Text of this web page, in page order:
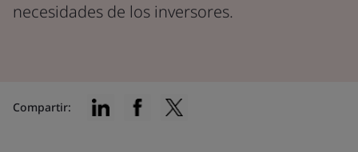
necesidades de los inversores.
Compartir: